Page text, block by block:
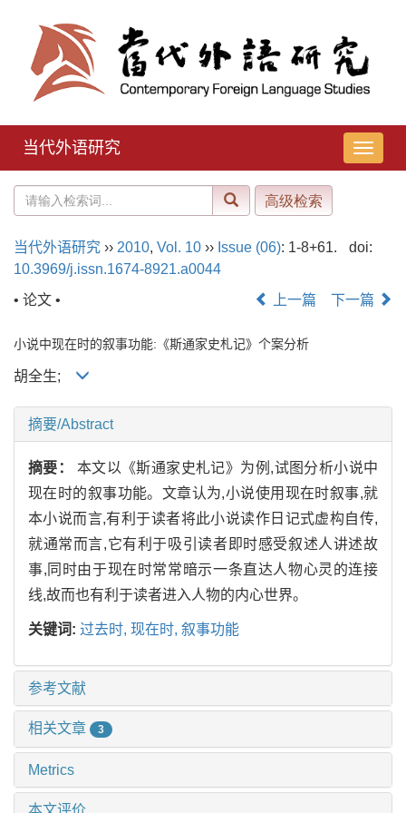
导
航
当代外语研究
当代外语研究 ›› 2010, Vol. 10 ›› Issue (06): 1-8+61.
doi:
10.3969/j.issn.1674-8921.a0044
• 论文 •
上一篇 下一篇
小说中现在时的叙事功能:《斯通家史札记》个案分析
胡全生;
摘要/Abstract
摘要： 本文以《斯通家史札记》为例,试图分析小说中
现在时的叙事功能。文章认为,小说使用现在时叙事,就
本小说而言,有利于读者将此小说读作日记式虚构自传,
就通常而言,它有利于吸引读者即时感受叙述人讲述故
事,同时由于现在时常常暗示一条直达人物心灵的连接
线,故而也有利于读者进入人物的内心世界。
关键词: 过去时, 现在时, 叙事功能
参考文献
相关文章 3
Metrics
本文评价